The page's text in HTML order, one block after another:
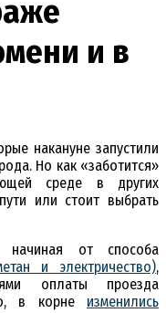
и в
накануне запустили
Но как «заботится»
среде в других
или стоит выбрать
начиная от способа
и электричество),
оплаты проезда
в корне изменились